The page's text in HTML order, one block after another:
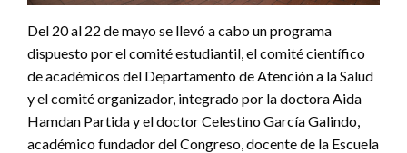
Del 20 al 22 de mayo se llevó a cabo un programa
dispuesto por el comité estudiantil, el comité científico
de académicos del Departamento de Atención a la Salud
y el comité organizador, integrado por la doctora Aida
Hamdan Partida y el doctor Celestino García Galindo,
académico fundador del Congreso, docente de la Escuela